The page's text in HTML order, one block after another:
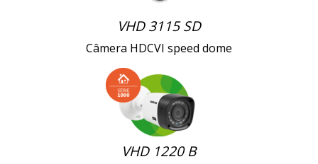
VHD 3115 SD
Câmera HDCVI speed dome
VHD 1220 B